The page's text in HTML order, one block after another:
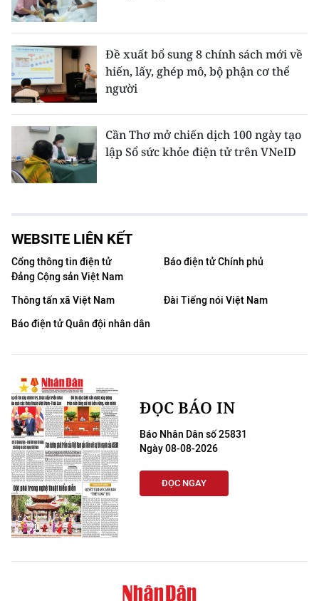
Đề xuất bổ sung 8 chính sách mới về
hiến, lấy, ghép mô, bộ phận cơ thể
người
Cần Thơ mở chiến dịch 100 ngày tạo
lập Sổ sức khỏe điện tử trên VNeID
WEBSITE LIÊN KẾT
Cổng thông tin điện tử
Đảng Cộng sản Việt Nam
Báo điện tử Chính phủ
Thông tấn xã Việt Nam
Đài Tiếng nói Việt Nam
Báo điện tử Quân đội nhân dân
ĐỌC BÁO IN
Báo Nhân Dân số 25831
Ngày 08-08-2026
ĐỌC NGAY